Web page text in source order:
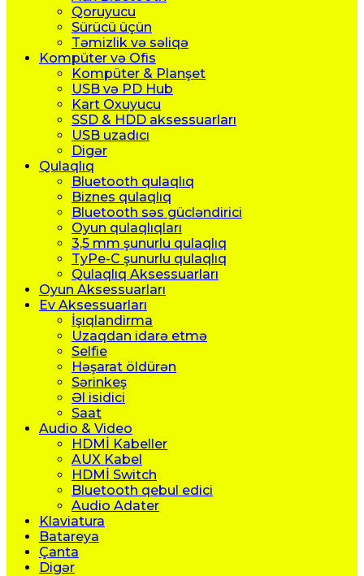
Qoruyucu
Sürücü üçün
Təmizlik və səliqə
Kompüter və Ofis
Kompüter & Planşet
USB və PD Hub
Kart Oxuyucu
SSD & HDD aksessuarları
USB uzadıcı
Digər
Qulaqlıq
Bluetooth qulaqlıq
Biznes qulaqlıq
Bluetooth səs gücləndirici
Oyun qulaqlıqları
3,5 mm şunurlu qulaqlıq
TyPe-C şunurlu qulaqlıq
Qulaqlıq Aksessuarları
Oyun Aksessuarları
Ev Aksessuarları
İşıqlandirma
Uzaqdan idarə etmə
Selfie
Həşarat öldürən
Sərinkeş
Əl isidici
Saat
Audio & Video
HDMİ Kabeller
AUX Kabel
HDMİ Switch
Bluetooth qebul edici
Audio Adater
Klaviatura
Batareya
Çanta
Digər